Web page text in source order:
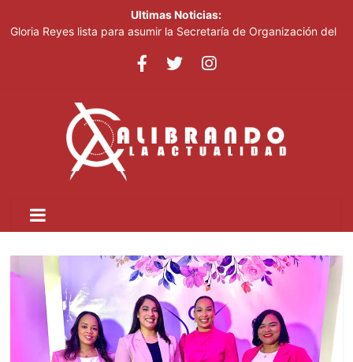
Ultimas Noticias:
Gloria Reyes lista para asumir la Secretaría de Organización del
Efemérides Patrias y el Instituto Duartiano en reunión solemne
Agente de la DIGESETT identifica a mujer reportada como
desaparecida tras encontrarla desorientada
Banreservas obtiene siete galardones en los Effie Awards
República Dominicana 2026